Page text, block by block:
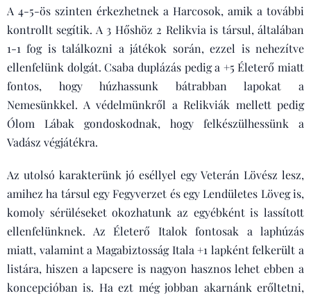
A 4-5-ös szinten érkezhetnek a Harcosok, amik a további
kontrollt segítik. A 3 Hőshöz 2 Relikvia is társul, általában
1-1 fog is találkozni a játékok során, ezzel is nehezítve
ellenfelünk dolgát. Csaba duplázás pedig a +5 Életerő miatt
fontos, hogy húzhassunk bátrabban lapokat a
Nemesünkkel. A védelmünkről a Relikviák mellett pedig
Ólom Lábak gondoskodnak, hogy felkészülhessünk a
Vadász végjátékra.
Az utolsó karakterünk jó eséllyel egy Veterán Lövész lesz,
amihez ha társul egy Fegyverzet és egy Lendületes Löveg is,
komoly sérüléseket okozhatunk az egyébként is lassított
ellenfelünknek. Az Életerő Italok fontosak a laphúzás
miatt, valamint a Magabiztosság Itala +1 lapként felkerült a
listára, hiszen a lapcsere is nagyon hasznos lehet ebben a
koncepcióban is. Ha ezt még jobban akarnánk erőltetni,